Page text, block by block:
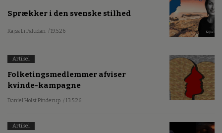
Sprækker i den svenske stilhed
Kajsa Li Paludan / 19.5.26
Artikel
Folketingsmedlemmer afviser
kvinde-kampagne
Daniel Holst Pinderup / 13.5.26
Artikel